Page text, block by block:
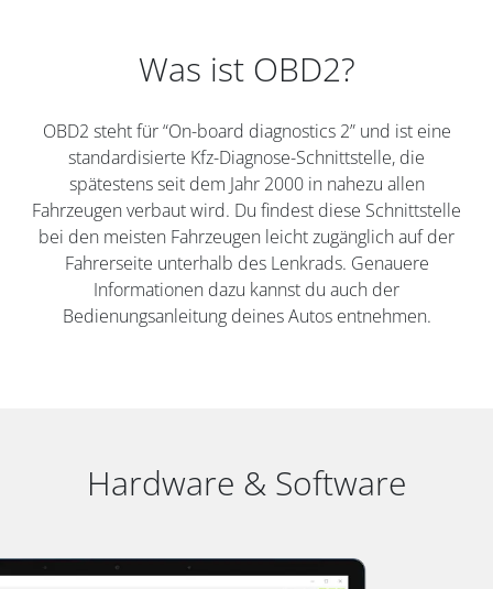
Was ist OBD2?
OBD2 steht für “On-board diagnostics 2” und ist eine
standardisierte Kfz-Diagnose-Schnittstelle, die
spätestens seit dem Jahr 2000 in nahezu allen
Fahrzeugen verbaut wird. Du findest diese Schnittstelle
bei den meisten Fahrzeugen leicht zugänglich auf der
Fahrerseite unterhalb des Lenkrads. Genauere
Informationen dazu kannst du auch der
Bedienungsanleitung deines Autos entnehmen.
Hardware & Software